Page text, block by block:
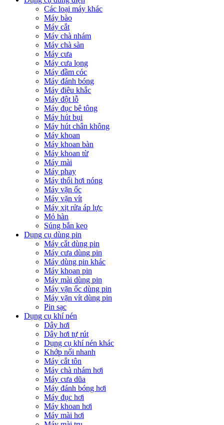
Các loại máy khác
Máy bào
Máy cắt
Máy chà nhám
Máy chà sàn
Máy cưa
Máy cưa lọng
Máy đầm cóc
Máy đánh bóng
Máy điêu khắc
Máy đột lỗ
Máy đục bê tông
Máy hút bụi
Máy hút chân không
Máy khoan
Máy khoan bàn
Máy khoan từ
Máy mài
Máy phay
Máy thổi hơi nóng
Máy vặn ốc
Máy vặn vít
Máy xịt rửa áp lực
Mỏ hàn
Súng bắn keo
Dụng cụ dùng pin
Máy cắt dùng pin
Máy cưa dùng pin
Máy dùng pin khác
Máy khoan pin
Máy mài dùng pin
Máy vặn ốc dùng pin
Máy vặn vít dùng pin
Pin sạc
Dụng cụ khí nén
Dây hơi
Dây hơi tự rút
Dụng cụ khí nén khác
Khớp nối nhanh
Máy cắt tôn
Máy chà nhám hơi
Máy cưa dũa
Máy đánh bóng hơi
Máy đục hơi
Máy khoan hơi
Máy mài hơi